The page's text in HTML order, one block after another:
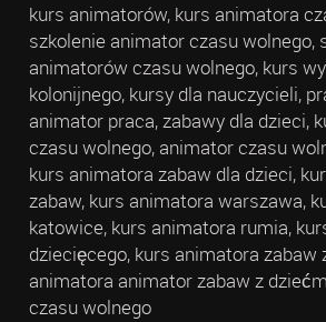
kurs animatorów, kurs animatora
szkolenie animator czasu wolnego,
animatorów czasu wolnego, kurs
kolonijnego, kursy dla nauczycieli,
animator praca, zabawy dla dzieci,
czasu wolnego, animator czasu
kurs animatora zabaw dla dzieci,
zabaw, kurs animatora warszawa,
katowice, kurs animatora rumia,
dziecięcego, kurs animatora zabaw
animatora animator zabaw z
czasu wolnego